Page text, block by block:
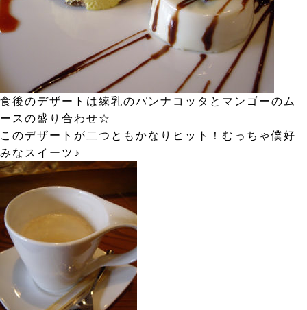
食後のデザートは練乳のパンナコッタとマンゴーのム
ースの盛り合わせ☆
このデザートが二つともかなりヒット！むっちゃ僕好
みなスイーツ♪